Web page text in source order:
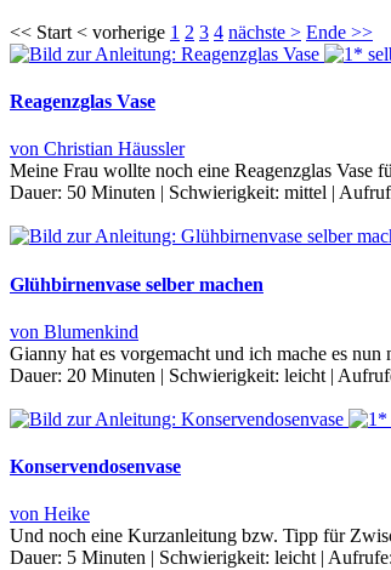
<< Start < vorherige 1 2 3 4 nächste > Ende >>
Reagenzglas Vase
von Christian Häussler
Meine Frau wollte noch eine Reagenzglas Vase
Dauer: 50 Minuten | Schwierigkeit: mittel |
Glühbirnenvase selber machen
von Blumenkind
Gianny hat es vorgemacht und ich mache es
Dauer: 20 Minuten | Schwierigkeit: leicht |
Konservendosenvase
von Heike
Und noch eine Kurzanleitung bzw. Tipp für
Dauer: 5 Minuten Schwierigkeit: leicht Aufrufe: